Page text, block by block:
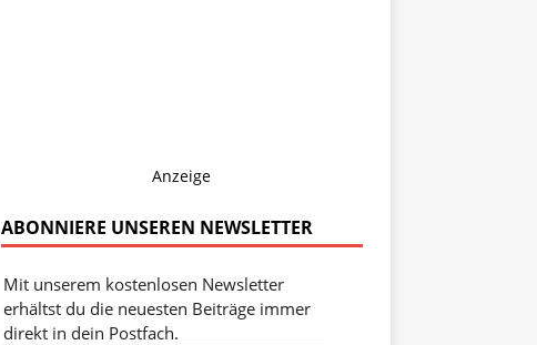
Anzeige
ABONNIERE UNSEREN NEWSLETTER
Mit unserem kostenlosen Newsletter
erhältst du die neuesten Beiträge immer
direkt in dein Postfach.